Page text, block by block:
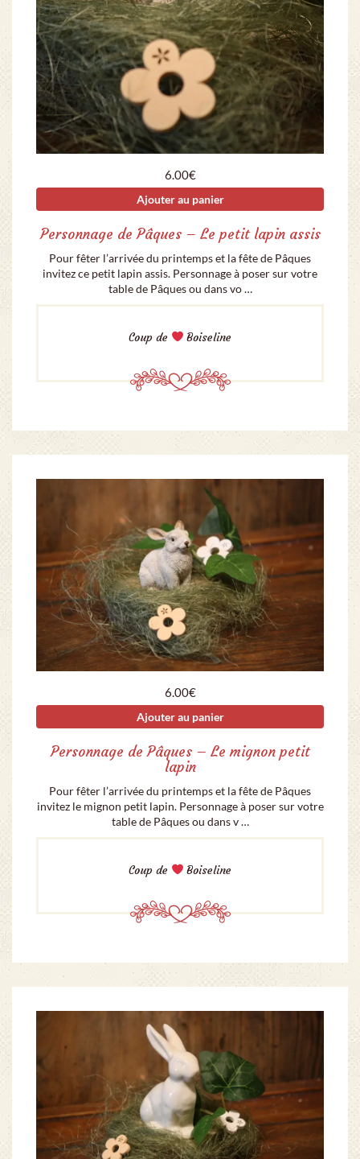
6.00€
Ajouter au panier
Personnage de Pâques – Le petit lapin assis
Pour fêter l’arrivée du printemps et la fête de Pâques
invitez ce petit lapin assis. Personnage à poser sur votre
table de Pâques ou dans vo …
Coup de Boiseline
6.00€
Ajouter au panier
Personnage de Pâques – Le mignon petit
lapin
Pour fêter l’arrivée du printemps et la fête de Pâques
invitez le mignon petit lapin. Personnage à poser sur votre
table de Pâques ou dans v …
Coup de Boiseline